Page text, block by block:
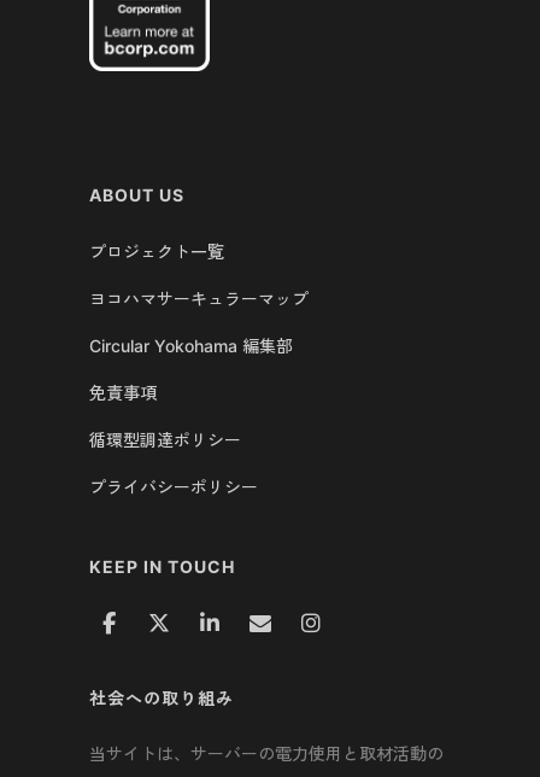
ABOUT US
プロジェクト一覧
ヨコハマサーキュラーマップ
Circular Yokohama 編集部
免責事項
循環型調達ポリシー
プライバシーポリシー
KEEP IN TOUCH
社会への取り組み
当サイトは、サーバーの電力使用と取材活動の